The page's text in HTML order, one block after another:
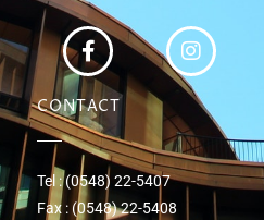
CONTACT
Tel : (0548) 22-5407
Fax : (0548) 22-5408